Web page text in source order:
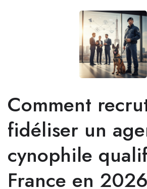
Comment
fidéliser un
cynophile
France en